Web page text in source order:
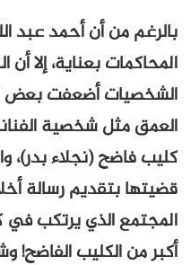
بالرغم من أن أحمد عبد
المحاكمات بعناية، إلا
الشخصيات أضعفت بعض
العمق مثل شخصية
كليب فاضح (نجلاء بدر)،
قضيتها بتقديم رسالة
المجتمع الذي يرتكب في
أكبر من الكليب